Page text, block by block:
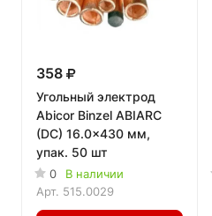
358
Угольный электрод
Abicor Binzel ABIARC
(DC) 16.0x430 мм,
упак. 50 шт
0
В наличии
Арт. 515.0029